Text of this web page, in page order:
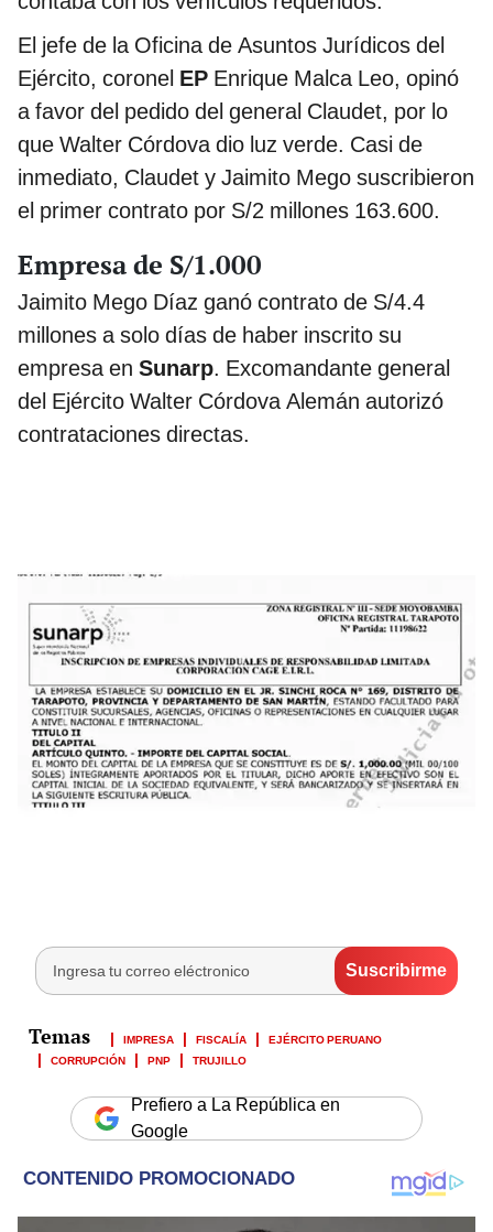
El jefe de la Oficina de Asuntos Jurídicos del
Ejército, coronel EP Enrique Malca Leo, opinó
a favor del pedido del general Claudet, por lo
que Walter Córdova dio luz verde. Casi de
inmediato, Claudet y Jaimito Mego suscribieron
el primer contrato por S/2 millones 163.600.
Empresa de S/1.000
Jaimito Mego Díaz ganó contrato de S/4.4
millones a solo días de haber inscrito su
empresa en Sunarp. Excomandante general
del Ejército Walter Córdova Alemán autorizó
contrataciones directas.
IMPRESA FISCALÍA
EJÉRCITO PERUANO
CORRUPCIÓN
PNP TRUJILLO
Prefiero a La República en
Google